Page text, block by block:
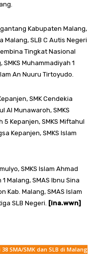
Kabupaten Malang,
Malang, SLB C Autis Negeri
Tingkat Nasional
SMKS Muhammadiyah 1
An Nuuru Tirtoyudo.
SMK Cendekia
Al Munawaroh, SMKS
5 Kepanjen, SMKS Miftahul
Kepanjen, SMKS Islam
SMKS Islam Ahmad
Malang, SMAS Ibnu Sina
Kab. Malang, SMAS Islam
SLB Negeri. [ina.wwn]
SMA/SMK dan SLB di Malang